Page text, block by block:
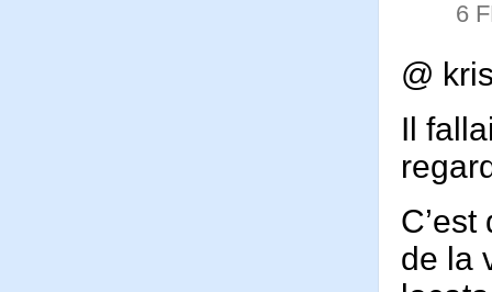
6
@
Il
de la